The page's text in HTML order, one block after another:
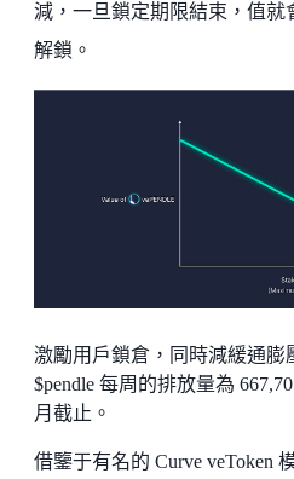
減，一旦鎖定期限結束，值就
解鎖。
激勵用戶鎖倉，同時減緩通
$pendle 每周的排放量為
月截止。
借鑒于有名的 Curve veToken